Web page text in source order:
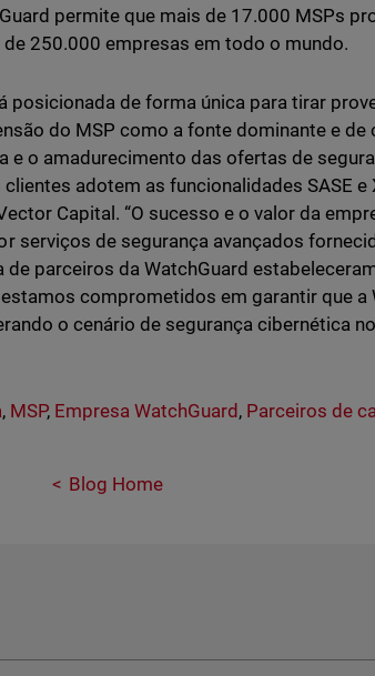
permite que mais de 17.000 MSPs
250.000 empresas em todo o mundo.
posicionada de forma única para tirar
do MSP como a fonte dominante e de
e o amadurecimento das ofertas de
adotem as funcionalidades SASE e
Capital. “O sucesso e o valor da
serviços de segurança avançados
parceiros da WatchGuard
comprometidos em garantir que a
o cenário de segurança cibernética
, MSP, Empresa WatchGuard , Parceiros de
Blog Home